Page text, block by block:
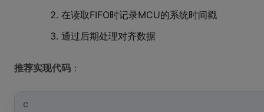
在读取FIFO时记录MCU的系统时间戳
通过后期处理对齐数据
推荐实现代码 ：
C